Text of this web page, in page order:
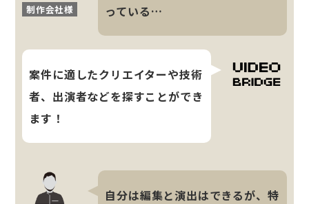
制作会社様
っている…
案件に適したクリエイターや技術
者、出演者などを探すことができ
ます！
自分は編集と演出はできるが、特